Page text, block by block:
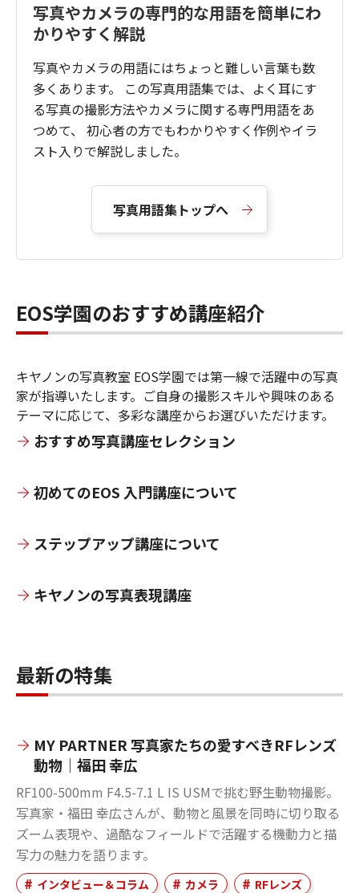
写真やカメラの専門的な用語を簡単にわ
かりやすく解説
写真やカメラの用語にはちょっと難しい言葉も数
多くあります。 この写真用語集では、よく耳にす
る写真の撮影方法やカメラに関する専門用語をあ
つめて、 初心者の方でもわかりやすく作例やイラ
スト入りで解説しました。
写真用語集トップへ
EOS学園のおすすめ講座紹介
キヤノンの写真教室 EOS学園では第一線で活躍中の写真
家が指導いたします。ご自身の撮影スキルや興味のある
テーマに応じて、多彩な講座からお選びいただけます。
おすすめ写真講座セレクション
初めてのEOS 入門講座について
ステップアップ講座について
キヤノンの写真表現講座
最新の特集
MY PARTNER 写真家たちの愛すべきRFレンズ
動物｜福田 幸広
RF100-500mm F4.5-7.1 L IS USMで挑む野生動物撮影。
写真家・福田 幸広さんが、動物と風景を同時に切り取る
ズーム表現や、過酷なフィールドで活躍する機動力と描
写力の魅力を語ります。
インタビュー＆コラム カメラ
RFレンズ